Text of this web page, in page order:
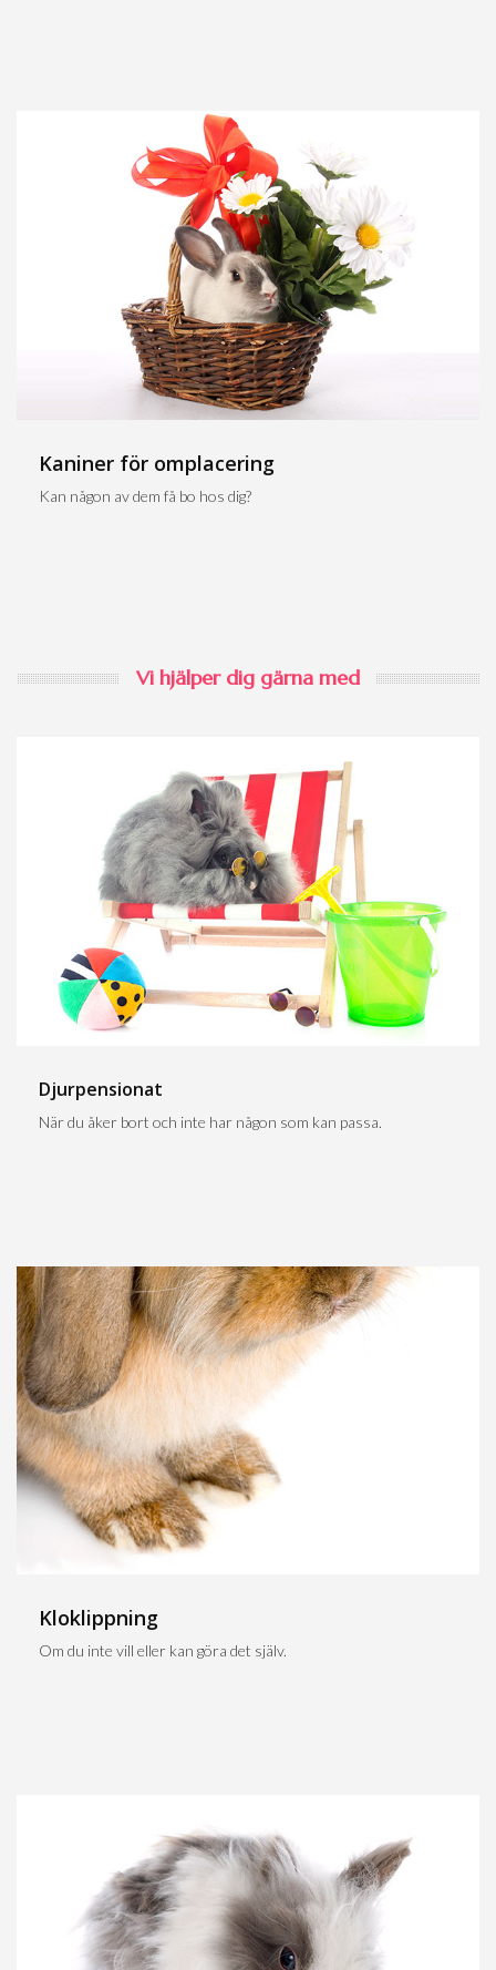
Kaniner för omplacering
Kan någon av dem få bo hos dig?
Vi hjälper dig gärna med
Djurpensionat
När du åker bort och inte har någon som kan passa.
Kloklippning
Om du inte vill eller kan göra det själv.